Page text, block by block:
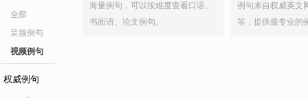
全部
音频例句
视频例句
权威例句
海量例句，可以按难度查看口语、
书面语、论文例句。
例句来自权威英文
等，提供最专业的